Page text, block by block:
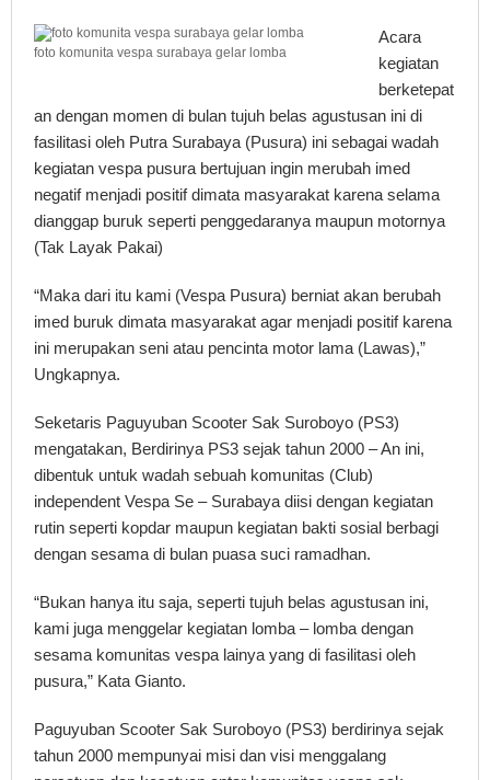
foto komunita vespa surabaya gelar lomba
Acara
kegiatan
berketepat
an dengan momen di bulan tujuh belas agustusan ini di
fasilitasi oleh Putra Surabaya (Pusura) ini sebagai wadah
kegiatan vespa pusura bertujuan ingin merubah imed
negatif menjadi positif dimata masyarakat karena selama
dianggap buruk seperti penggedaranya maupun motornya
(Tak Layak Pakai)
“Maka dari itu kami (Vespa Pusura) berniat akan berubah
imed buruk dimata masyarakat agar menjadi positif karena
ini merupakan seni atau pencinta motor lama (Lawas),”
Ungkapnya.
Seketaris Paguyuban Scooter Sak Suroboyo (PS3)
mengatakan, Berdirinya PS3 sejak tahun 2000 – An ini,
dibentuk untuk wadah sebuah komunitas (Club)
independent Vespa Se – Surabaya diisi dengan kegiatan
rutin seperti kopdar maupun kegiatan bakti sosial berbagi
dengan sesama di bulan puasa suci ramadhan.
“Bukan hanya itu saja, seperti tujuh belas agustusan ini,
kami juga menggelar kegiatan lomba – lomba dengan
sesama komunitas vespa lainya yang di fasilitasi oleh
pusura,” Kata Gianto.
Paguyuban Scooter Sak Suroboyo (PS3) berdirinya sejak
tahun 2000 mempunyai misi dan visi menggalang